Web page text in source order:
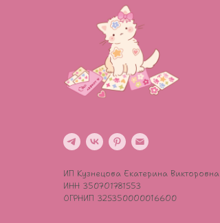
ИП Кузнецова Екатерина Викторовна
ИНН 350701781553
ОГРНИП 325350000016600